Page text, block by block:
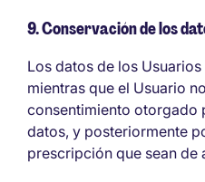
9. Conservación de los
Los datos de los
mientras que el Usuario
consentimiento otorgado
datos, y posteriormente
prescripción que sean de